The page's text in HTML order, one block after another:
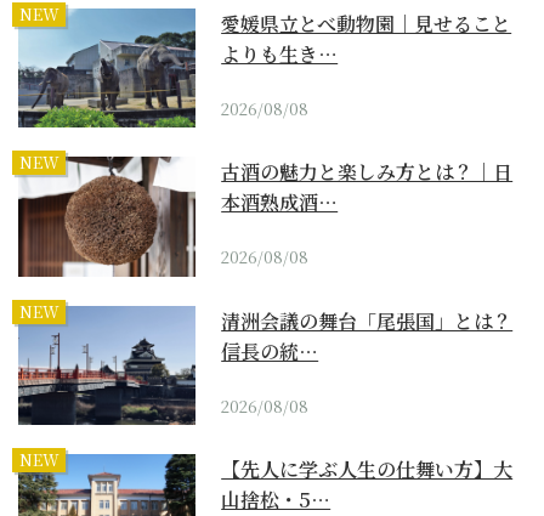
NEW
愛媛県立とべ動物園｜見せること
よりも生き…
2026/08/08
NEW
古酒の魅力と楽しみ方とは？｜日
本酒熟成酒…
2026/08/08
NEW
清洲会議の舞台「尾張国」とは？
信長の統…
2026/08/08
NEW
【先人に学ぶ人生の仕舞い方】大
山捨松・5…